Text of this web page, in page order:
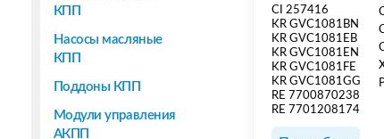
КПП
Насосы масляные
КПП
Поддоны КПП
Модули управления
АКПП
CI 257416
KR GVC1081BN
KR GVC1081EB
KR GVC1081EN
KR GVC1081FE
KR GVC1081GG
RE 7700870238
RE 7701208174